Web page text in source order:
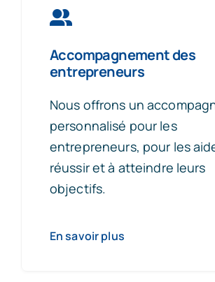
Accompagnement des
entrepreneurs
Nous offrons un
personnalisé pour les
entrepreneurs, pour les
réussir et à atteindre leurs
objectifs.
En savoir plus